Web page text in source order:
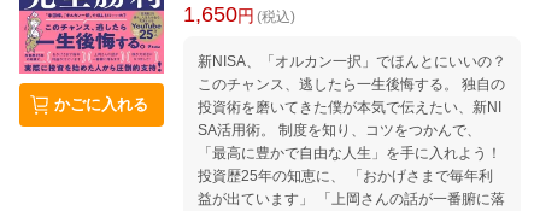
の投資手法は人により百人十色。あくまで自分
になるテキストとして活用してほしいと著者は
願う。追証にまで追い込まれた大逆転投資家だ
からこそ伝えることができる「相場で生き残
る」ための全テクニックを1冊に凝縮。 投資歴
27年の著者が出し惜しみせずに「再現性ある投
資術」がいよいよ公開だッ！
かごに入れる
1,650円 (税込)
新NISA、「オルカン一択」でほんとにいいの？
このチャンス、逃したら一生後悔する。 独自の
投資術を磨いてきた僕が本気で伝えたい、新NI
SA活用術。 制度を知り、コツをつかんで、
「最高に豊かで自由な人生」を手に入れよう！
投資歴25年の知恵に、 「おかげさまで毎年利
益が出ています」 「上岡さんの話が一番腑に落